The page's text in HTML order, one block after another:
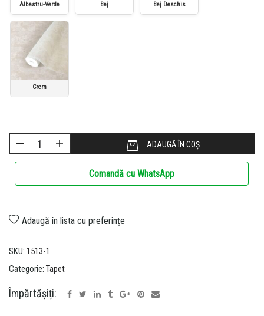
Albastru-Verde Bej Bej Deschis
Crem
ADAUGĂ ÎN COȘ
Comandă cu WhatsApp
Adaugă în lista cu preferințe
SKU: 1513-1
Categorie: Tapet
Împărtășiți: